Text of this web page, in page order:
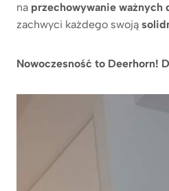
na przechowywanie ważnych
zachwyci każdego swoją
Nowoczesność to Deerhorn!